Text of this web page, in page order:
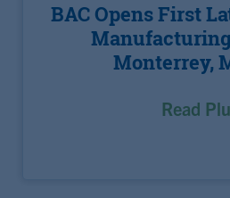
BAC Opens First
Monterrey,
Read